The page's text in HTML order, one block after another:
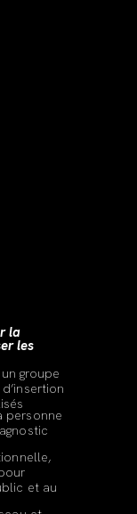
la
les
groupe
personne
et au